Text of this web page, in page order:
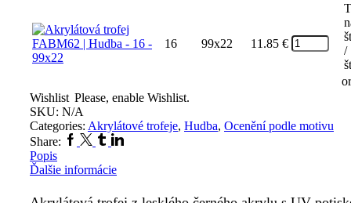
16 99x22 11.85 €
/
or
Wishlist Please, enable Wishlist.
SKU: N/A
Categories: Akrylátové trofeje, Hudba, Ocenění podle motivu
Share: Facebook
Twitter
TumblrLinkedin
Popis
Ďalšie informácie